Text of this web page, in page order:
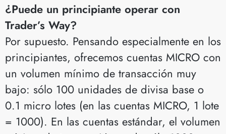
¿Puede un principiante operar con
Trader’s Way?
Por supuesto. Pensando especialmente en los
principiantes, ofrecemos cuentas MICRO con
un volumen mínimo de transacción muy
bajo: sólo 100 unidades de divisa base o
0.1 micro lotes (en las cuentas MICRO, 1 lote
= 1000). En las cuentas estándar, el volumen